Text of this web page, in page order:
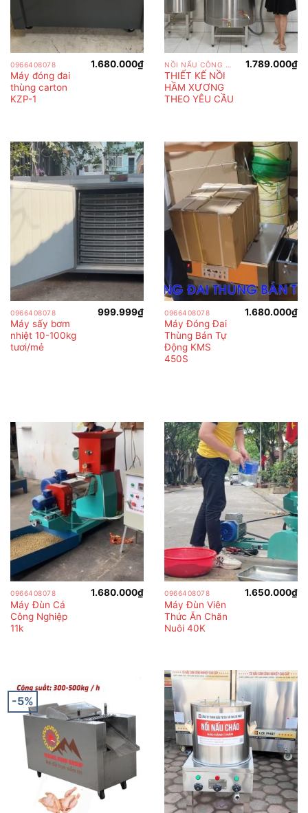
0966408078
Máy đóng đai
thùng carton
KZP-1
1.680.000₫
THIẾT KẾ NỒI
HẦM XƯƠNG
THEO YÊU CẦU
1.789.000₫
0966408078
Máy sấy bơm
nhiệt 10-100kg
tươi/mẻ
999.999₫ 0966408078
Máy Đóng Đai
Thùng Bán Tự
Động KMS
450S
1.680.000₫
0966408078
Máy Đùn Cá
Công Nghiệp
11k
1.680.000₫ 0966408078
Máy Đùn Viên
Thức Ăn Chăn
Nuôi 40K
1.650.000₫
-5%